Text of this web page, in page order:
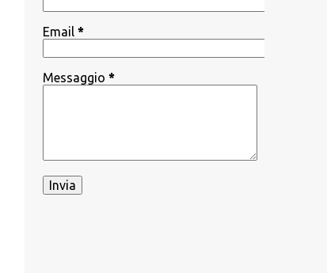
Email *
Messaggio *